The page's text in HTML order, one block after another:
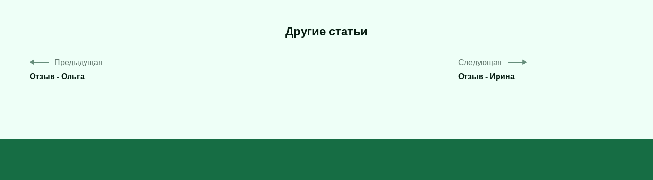
Другие статьи
Предыдущая
Отзыв - Ольга
Следующая
Отзыв - Ирина